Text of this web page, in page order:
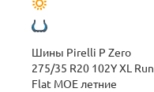
Шины Pirelli P Zero
275/35 R20 102Y XL Run
Flat MOE летние